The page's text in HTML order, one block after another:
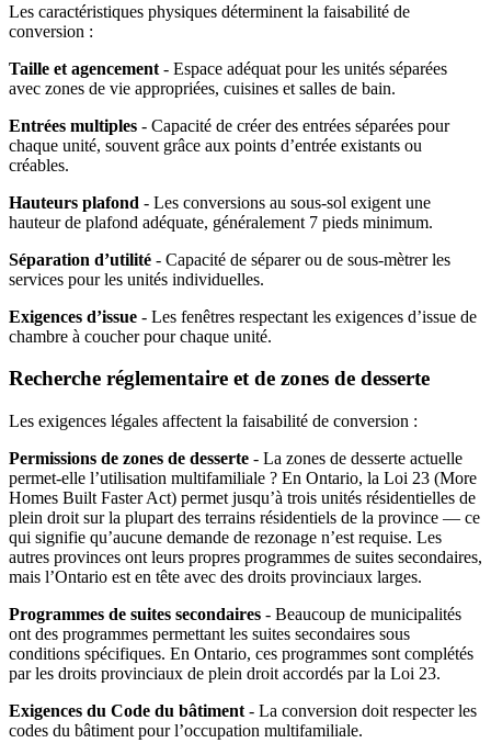
Les caractéristiques physiques déterminent la faisabilité de
conversion :
Taille et agencement - Espace adéquat pour les unités séparées
avec zones de vie appropriées, cuisines et salles de bain.
Entrées multiples - Capacité de créer des entrées séparées pour
chaque unité, souvent grâce aux points d’entrée existants ou
créables.
Hauteurs plafond - Les conversions au sous-sol exigent une
hauteur de plafond adéquate, généralement 7 pieds minimum.
Séparation d’utilité - Capacité de séparer ou de sous-mètrer les
services pour les unités individuelles.
Exigences d’issue - Les fenêtres respectant les exigences d’issue de
chambre à coucher pour chaque unité.
Recherche réglementaire et de zones de desserte
Les exigences légales affectent la faisabilité de conversion :
Permissions de zones de desserte - La zones de desserte actuelle
permet-elle l’utilisation multifamiliale ? En Ontario, la Loi 23 (More
Homes Built Faster Act) permet jusqu’à trois unités résidentielles de
plein droit sur la plupart des terrains résidentiels de la province — ce
qui signifie qu’aucune demande de rezonage n’est requise. Les
autres provinces ont leurs propres programmes de suites secondaires,
mais l’Ontario est en tête avec des droits provinciaux larges.
Programmes de suites secondaires - Beaucoup de municipalités
ont des programmes permettant les suites secondaires sous
conditions spécifiques. En Ontario, ces programmes sont complétés
par les droits provinciaux de plein droit accordés par la Loi 23.
Exigences du Code du bâtiment - La conversion doit respecter les
codes du bâtiment pour l’occupation multifamiliale.